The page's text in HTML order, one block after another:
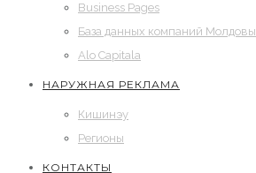
Business Pages
База данных компаний Молдовы
Alo Capitala
НАРУЖНАЯ РЕКЛАМА
Кишинэу
Регионы
КОНТАКТЫ